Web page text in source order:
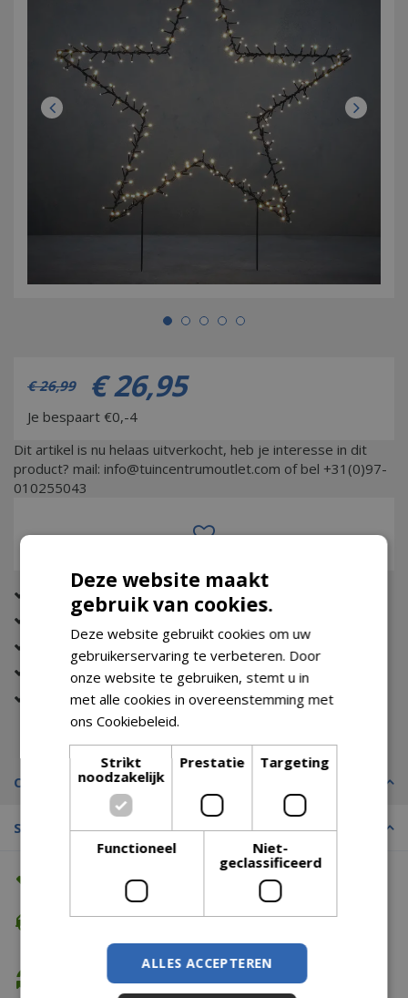
€ 26,99 € 26,95
Je bespaart €0,-4
Dit artikel is nu helaas uitverkocht, heb je interesse in dit
product? mail: info@tuincentrumoutlet.com of bel +31(0)97-
010255043
Altijd de beste prijs
Eerst zien dan betalen (met Riverty)
Gratis verzending (vanaf €74,99)
Tot wel 14 dagen bedenktijd
Gratis retour
Let op: bijna uitverkocht!
Omschrijving
Specificaties
Altijd de beste prijs
Gratis verzending
Gratis retour
Deze website maakt
gebruik van cookies.
Deze website gebruikt cookies om uw
gebruikerservaring te verbeteren. Door
onze website te gebruiken, stemt u in
met alle cookies in overeenstemming met
ons Cookiebeleid.
Strikt
noodzakelijk
Prestatie Targeting
Functioneel
Niet-
geclassificeerd
ALLES ACCEPTEREN